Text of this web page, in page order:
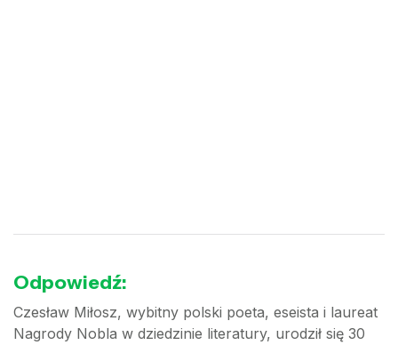
Odpowiedź:
Czesław Miłosz, wybitny polski poeta, eseista i laureat
Nagrody Nobla w dziedzinie literatury, urodził się 30